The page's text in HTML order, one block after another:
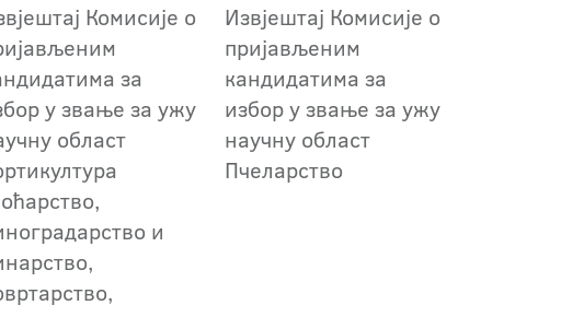
Комисије о
за
у звање за ужу
област
и
Извјештај Комисије о
пријављеним
кандидатима за
избор у звање за ужу
научну област
Пчеларство